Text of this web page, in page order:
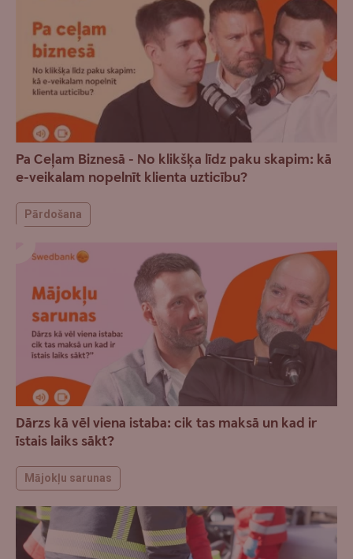
Pa Ceļam Biznesā - No klikšķa līdz paku skapim: kā
e-veikalam nopelnīt klienta uzticību?
Pārdošana
Dārzs kā vēl viena istaba: cik tas maksā un kad ir
īstais laiks sākt?
Mājokļu sarunas